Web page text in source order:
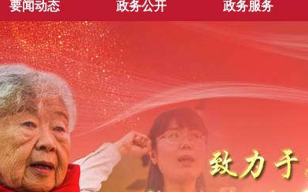
要闻动态 政务公开 政务服务